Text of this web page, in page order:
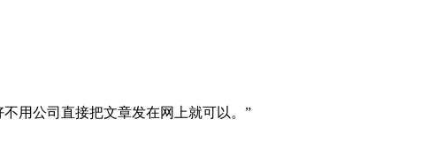
用公司直接把文章发在网上就可以。”